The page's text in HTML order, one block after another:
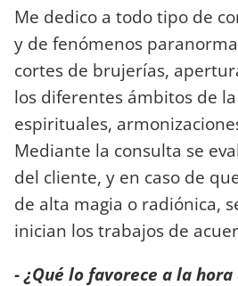
Me dedico a todo tipo de
y de fenómenos
cortes de brujerías,
los diferentes ámbitos de
espirituales,
Mediante la consulta se
del cliente, y en caso de
de alta magia o radiónica,
inician los trabajos de
- ¿Qué lo favorece a la